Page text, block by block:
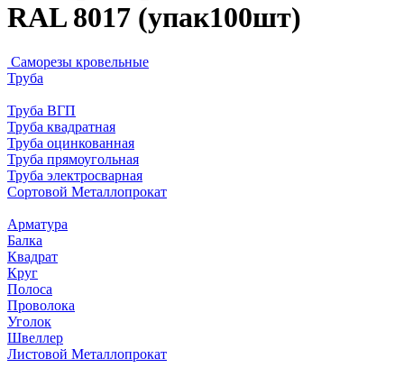
RAL 8017 (упак100шт)
Саморезы кровельные
Труба
Труба ВГП
Труба квадратная
Труба оцинкованная
Труба прямоугольная
Труба электросварная
Сортовой Металлопрокат
Арматура
Балка
Квадрат
Круг
Полоса
Проволока
Уголок
Швеллер
Листовой Металлопрокат